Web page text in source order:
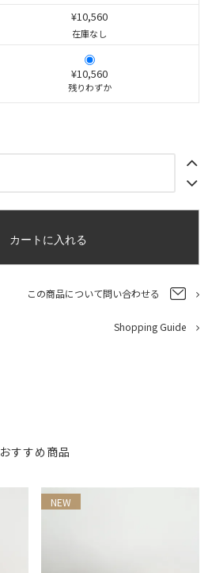
¥10,560
在庫なし
¥10,560
残りわずか
カートに入れる
この商品について問い合わせる
Shopping Guide
おすすめ商品
NEW